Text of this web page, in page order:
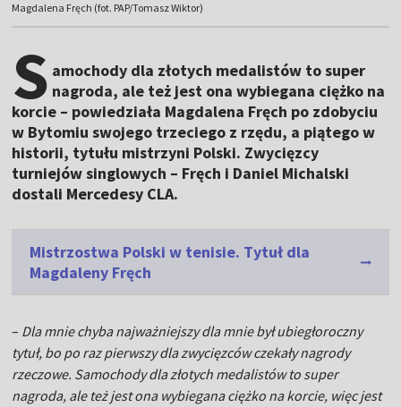
Magdalena Fręch (fot. PAP/Tomasz Wiktor)
S amochody dla złotych medalistów to super
nagroda, ale też jest ona wybiegana ciężko na
korcie – powiedziała Magdalena Fręch po zdobyciu
w Bytomiu swojego trzeciego z rzędu, a piątego w
historii, tytułu mistrzyni Polski. Zwycięzcy
turniejów singlowych – Fręch i Daniel Michalski
dostali Mercedesy CLA.
Mistrzostwa Polski w tenisie. Tytuł dla
Magdaleny Fręch
– Dla mnie chyba najważniejszy dla mnie był ubiegłoroczny
tytuł, bo po raz pierwszy dla zwycięzców czekały nagrody
rzeczowe. Samochody dla złotych medalistów to super
nagroda, ale też jest ona wybiegana ciężko na korcie, więc jest